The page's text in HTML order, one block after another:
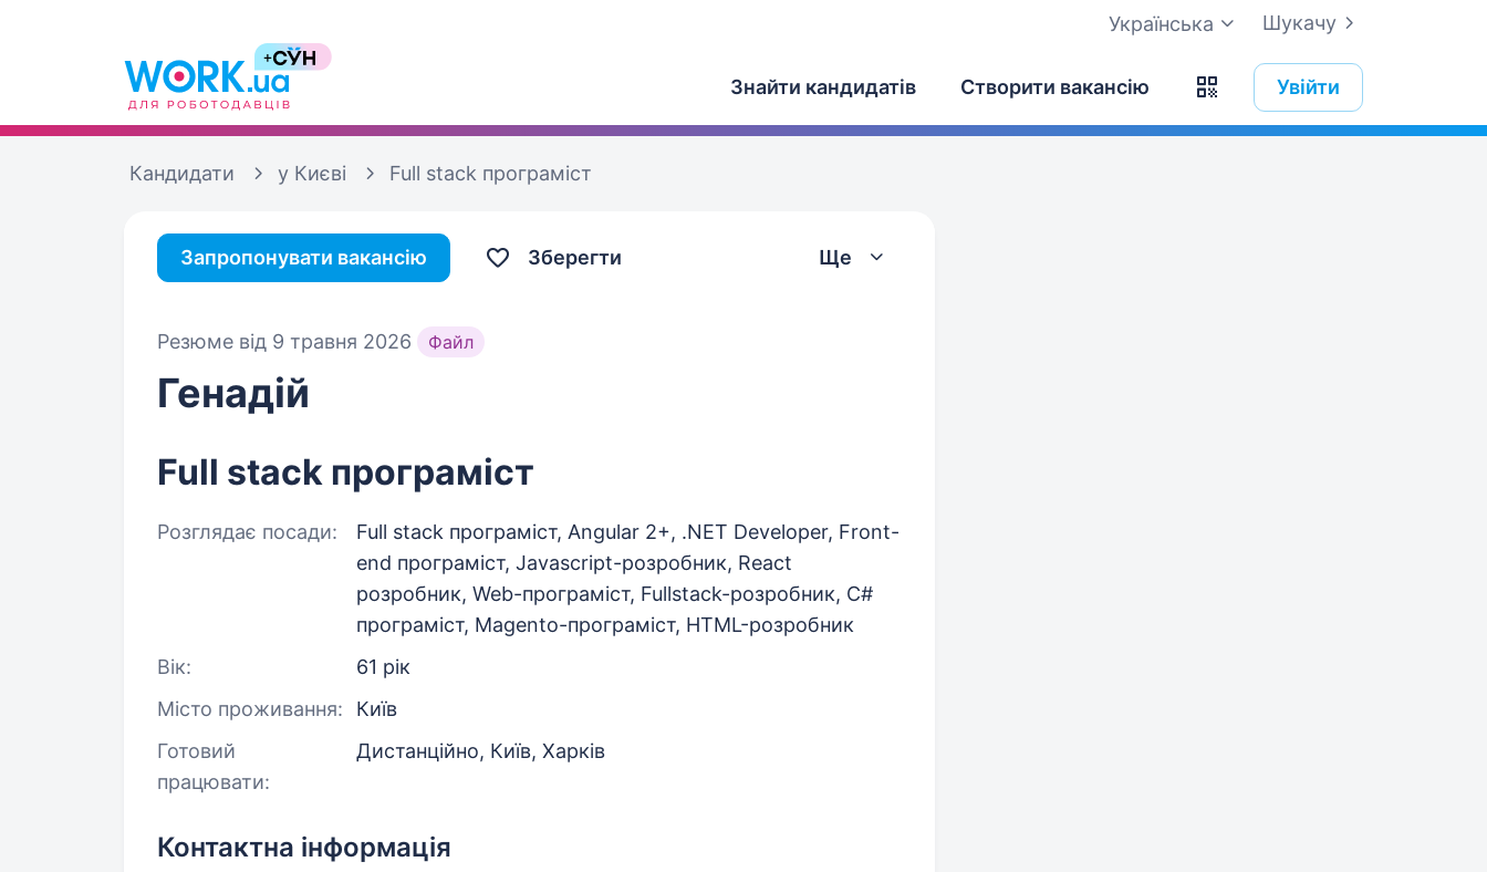
Шукачу
Українська
Знайти кандидатів Створити вакансію Увійти
Кандидати у Києві Full stack програміст
Запропонувати вакансію Зберегти Ще
Резюме від 9 травня 2026 Файл
Генадій
Full stack програміст
Розглядає посади:
Full stack програміст, Angular 2+, .NET Developer, Front-
end програміст, Javascript-розробник, React
розробник, Web-програміст, Fullstack-розробник, C#
програміст, Magento-програміст, HTML-розробник
Вік:
61 рік
Місто проживання:
Київ
Готовий
працювати:
Дистанційно, Київ, Харків
Контактна інформація